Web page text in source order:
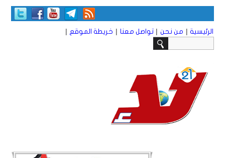
الرئيسية | من نحن | تواصل معنا | خريطة الموقع |